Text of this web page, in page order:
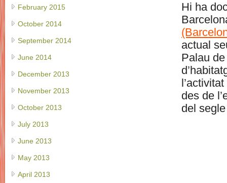
Hi ha
actual
Palau
des de
del
February 2015
October 2014
September 2014
June 2014
December 2013
November 2013
October 2013
July 2013
June 2013
May 2013
April 2013